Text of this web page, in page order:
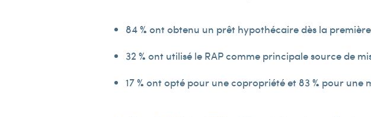
84 % ont obtenu un prêt hypothécaire dès la
32 % ont utilisé le RAP comme principale source de
17 % ont opté pour une copropriété et 83 % pour une